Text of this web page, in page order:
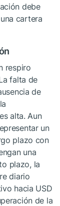
debe
cartera
respiro
falta de
de
alta. Aun
un
plazo con
una
plazo, la
diario
hacia USD
de la